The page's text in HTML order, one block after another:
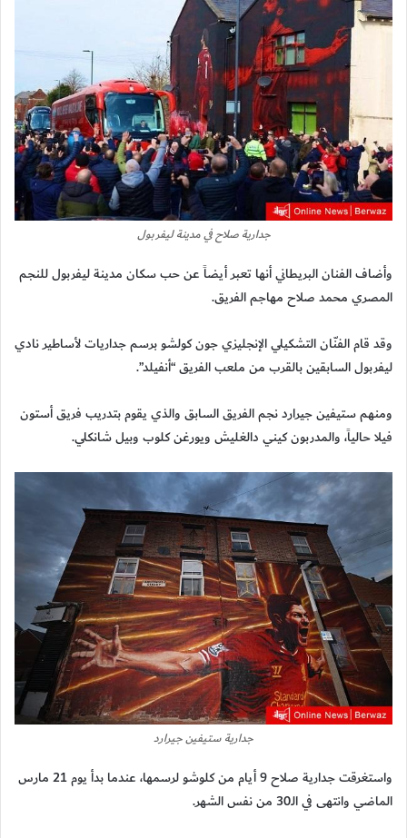
جدارية صلاح في مدينة ليفربول
وأضاف الفنان البريطاني أنها تعبر أيضاً عن حب سكان مدينة ليفربول للنجم
المصري محمد صلاح مهاجم الفريق.
وقد قام الفنّان التشكيلي الإنجليزي جون كولشو برسم جداريات لأساطير نادي
ليفربول السابقين بالقرب من ملعب الفريق “أنفيلد”.
ومنهم ستيفين جيرارد نجم الفريق السابق والذي يقوم بتدريب فريق أستون
فيلا حالياً، والمدربون كيني دالغليش ويورغن كلوب وبيل شانكلي.
جدارية ستيفين جيرارد
واستغرقت جدارية صلاح 9 أيام من كلوشو لرسمها، عندما بدأ يوم 21 مارس
الماضي وانتهى في الـ30 من نفس الشهر.